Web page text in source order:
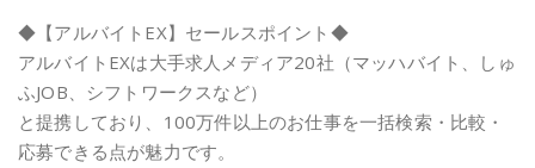
◆【アルバイトEX】セールスポイント◆
アルバイトEXは大手求人メディア20社（マッハバイト、しゅ
ふJOB、シフトワークスなど）
と提携しており、100万件以上のお仕事を一括検索・比較・
応募できる点が魅力です。